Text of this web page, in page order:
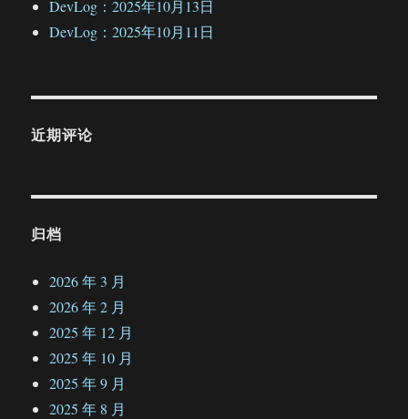
DevLog：2025年10月13日
DevLog：2025年10月11日
近期评论
归档
2026 年 3 月
2026 年 2 月
2025 年 12 月
2025 年 10 月
2025 年 9 月
2025 年 8 月